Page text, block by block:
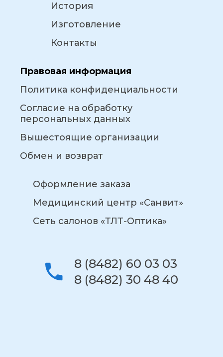
История
Изготовление
Контакты
Правовая информация
Политика конфиденциальности
Согласие на обработку
персональных данных
Вышестоящие организации
Обмен и возврат
Оформление заказа
Медицинский центр «Санвит»
Сеть салонов «ТЛТ-Оптика»
8 (8482) 60 03 03
8 (8482) 30 48 40